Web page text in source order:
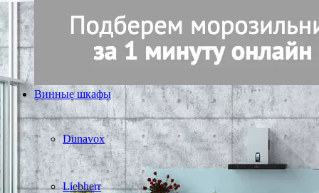
Винные шкафы
Dunavox
Liebherr